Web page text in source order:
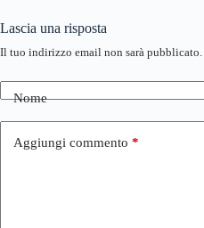
Lascia una risposta
Il tuo indirizzo email non sarà pubblicato.
Nome
Aggiungi commento *